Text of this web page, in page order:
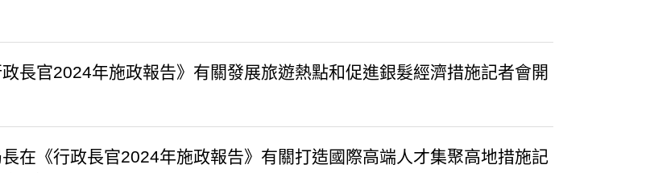
長官2024年施政報告》有關發展旅遊熱點和促進銀髮經濟措施記者會開
在《行政長官2024年施政報告》有關打造國際高端人才集聚高地措施記